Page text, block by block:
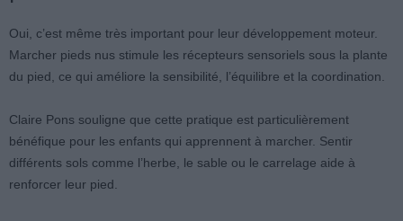
Oui, c’est même très important pour leur développement moteur.
Marcher pieds nus stimule les récepteurs sensoriels sous la plante
du pied, ce qui améliore la sensibilité, l’équilibre et la coordination.
Claire Pons souligne que cette pratique est particulièrement
bénéfique pour les enfants qui apprennent à marcher. Sentir
différents sols comme l’herbe, le sable ou le carrelage aide à
renforcer leur pied.